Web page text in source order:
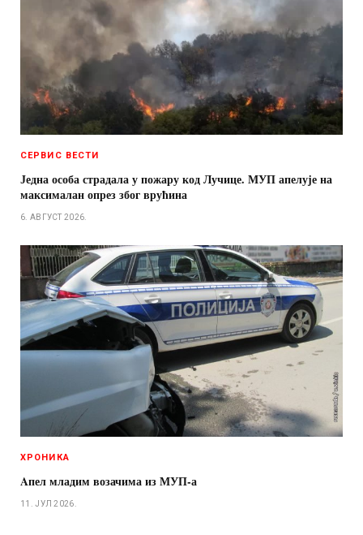
СЕРВИС ВЕСТИ
Једна особа страдала у пожару код Лучице. МУП апелује на
максималан опрез због врућина
6. АВГУСТ 2026.
ХРОНИКА
Aпел младим возачима из МУП-а
11. ЈУЛ 2026.